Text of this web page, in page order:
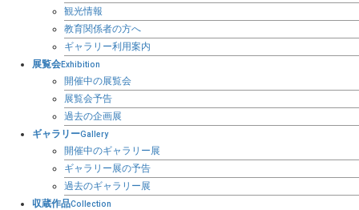
観光情報
教育関係者の方へ
ギャラリー利用案内
展覧会Exhibition
開催中の展覧会
展覧会予告
過去の企画展
ギャラリーGallery
開催中のギャラリー展
ギャラリー展の予告
過去のギャラリー展
収蔵作品Collection